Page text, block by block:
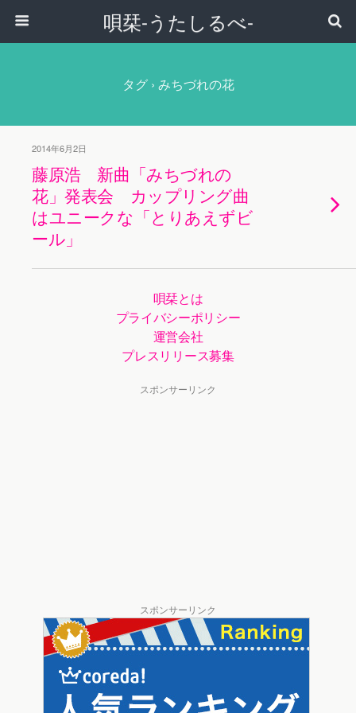
唄栞-うたしるべ-
タグ › みちづれの花
2014年6月2日
藤原浩 新曲「みちづれの
花」発表会 カップリング曲
はユニークな「とりあえずビ
ール」
唄栞とは
プライバシーポリシー
運営会社
プレスリリース募集
スポンサーリンク
スポンサーリンク